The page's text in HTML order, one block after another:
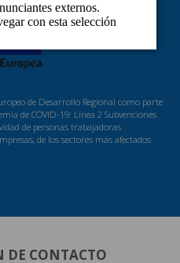
de Desarrollo Regional como parte
de COVID-19: Línea 2 Subvenciones
de personas trabajadoras
de los sectores más afectados
CONTACTO